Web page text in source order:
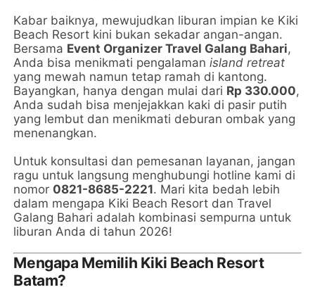
Kabar baiknya, mewujudkan liburan impian ke Kiki
Beach Resort kini bukan sekadar angan-angan.
Bersama Event Organizer Travel Galang Bahari,
Anda bisa menikmati pengalamanisland retreat
yang mewah namun tetap ramah di kantong.
Bayangkan, hanya dengan mulai dari Rp 330.000,
Anda sudah bisa menjejakkan kaki di pasir putih
yang lembut dan menikmati deburan ombak yang
menenangkan.
Untuk konsultasi dan pemesanan layanan, jangan
ragu untuk langsung menghubungi hotline kami di
nomor 0821-8685-2221. Mari kita bedah lebih
dalam mengapa Kiki Beach Resort dan Travel
Galang Bahari adalah kombinasi sempurna untuk
liburan Anda di tahun 2026!
Mengapa Memilih Kiki Beach Resort
Batam?